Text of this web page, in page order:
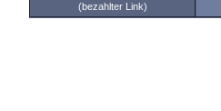
(bezahlter Link)